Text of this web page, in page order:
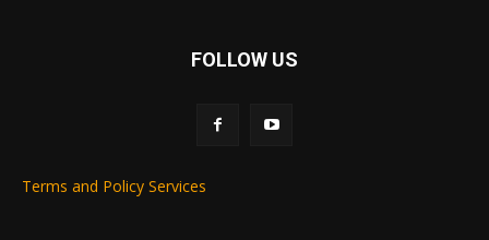
FOLLOW US
Terms and Policy Services